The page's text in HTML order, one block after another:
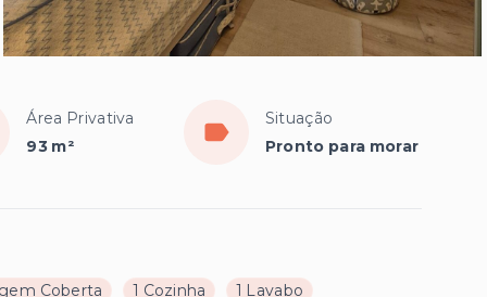
Área Privativa
93 m²
Situação
Pronto para morar
Coberta 1 Cozinha 1 Lavabo